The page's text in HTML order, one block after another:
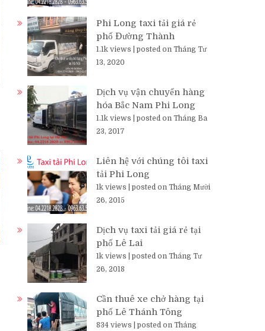
Phi Long taxi tải giá rẻ
phố Đường Thành
1.1k views
posted on Tháng Tư
13, 2020
Dịch vụ vận chuyển hàng
hóa Bắc Nam Phi Long
1.1k views
posted on Tháng Ba
23, 2017
Liên hệ với chúng tôi taxi
tải Phi Long
1k views
posted on Tháng Mười
26, 2015
Dịch vụ taxi tải giá rẻ tại
phố Lê Lai
1k views
posted on Tháng Tư
26, 2018
Cần thuê xe chở hàng tại
phố Lê Thánh Tông
834 views
posted on Tháng